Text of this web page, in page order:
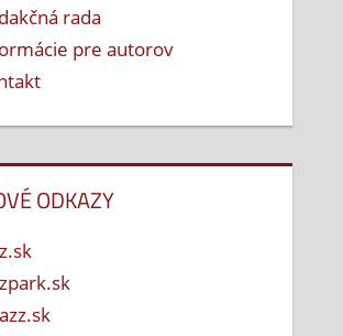
rada
pre autorov
ODKAZY